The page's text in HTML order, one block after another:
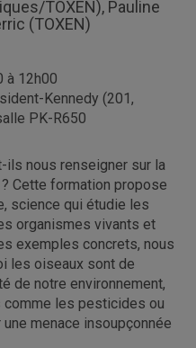
TOXEN), Pauline
(TOXEN)
à 12h00
Kennedy (201,
PK-R650
ils nous renseigner sur la
Cette formation propose
science qui étudie les
organismes vivants et
exemples concrets, nous
les oiseaux sont de
de notre environnement,
les pesticides ou
menace insoupçonnée